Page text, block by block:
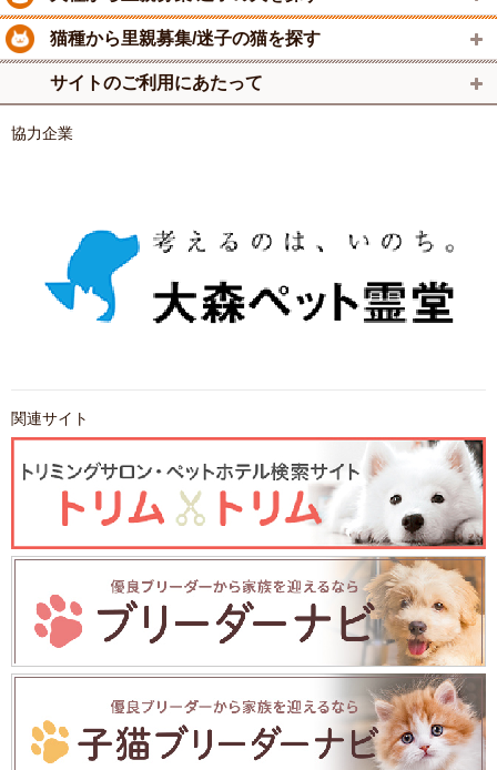
猫種から里親募集/迷子の猫を探す
サイトのご利用にあたって
協力企業
関連サイト